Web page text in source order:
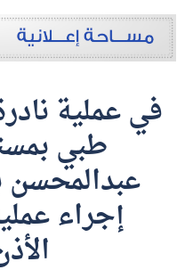
في عملية
طبي
عبدالمحسن
إجراء